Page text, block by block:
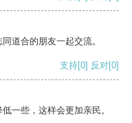
道合的朋友一起交流。
支持[0] 反对[0]
一些，这样会更加亲民。